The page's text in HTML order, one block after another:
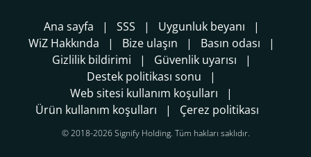
Ana sayfa SSS
Uygunluk beyanı
WiZ Hakkında
Bize ulaşın
Basın odası
Gizlilik bildirimi
Güvenlik uyarısı
Destek politikası sonu
Web sitesi kullanım koşulları
Ürün kullanım koşulları
Çerez politikası
© 2018-2026 Signify Holding. Tüm hakları saklıdır.